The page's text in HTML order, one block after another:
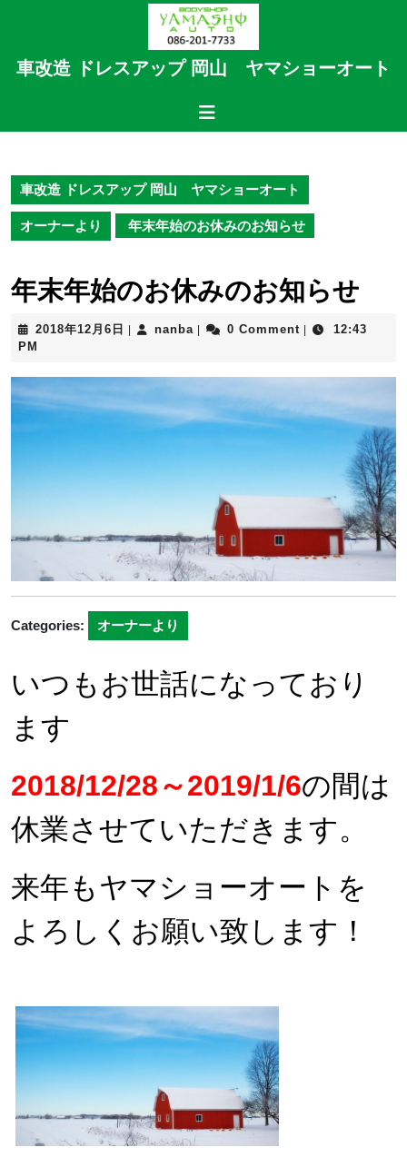
車改造 ドレスアップ 岡山 ヤマショーオート
車改造 ドレスアップ 岡山 ヤマショーオート
オーナーより 年末年始のお休みのお知らせ
年末年始のお休みのお知らせ
2018年12月6日 2018
月
日
nanba nanba0 Comment
12:43
PM
Categories: オーナーより
いつもお世話になっており
ます
2018/12/28～2019/1/6の間は
休業させていただきます。
来年もヤマショーオートを
よろしくお願い致します！